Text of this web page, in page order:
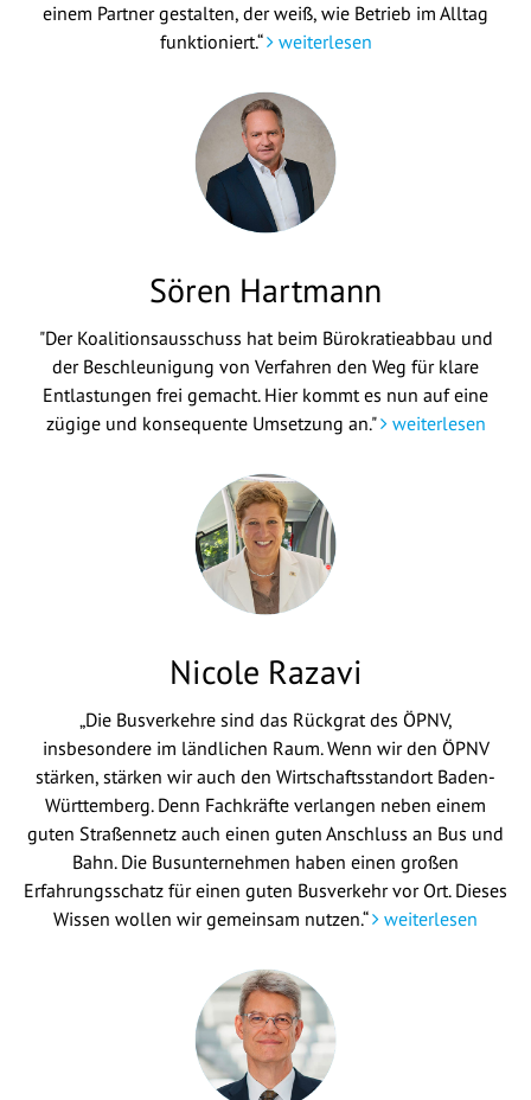
einem Partner gestalten, der weiß, wie Betrieb im Alltag
funktioniert.“ weiterlesen
Sören Hartmann
"Der Koalitionsausschuss hat beim Bürokratieabbau und
der Beschleunigung von Verfahren den Weg für klare
Entlastungen frei gemacht. Hier kommt es nun auf eine
zügige und konsequente Umsetzung an." weiterlesen
Nicole Razavi
„Die Busverkehre sind das Rückgrat des ÖPNV,
insbesondere im ländlichen Raum. Wenn wir den ÖPNV
stärken, stärken wir auch den Wirtschaftsstandort Baden-
Württemberg. Denn Fachkräfte verlangen neben einem
guten Straßennetz auch einen guten Anschluss an Bus und
Bahn. Die Busunternehmen haben einen großen
Erfahrungsschatz für einen guten Busverkehr vor Ort. Dieses
Wissen wollen wir gemeinsam nutzen.“
weiterlesen